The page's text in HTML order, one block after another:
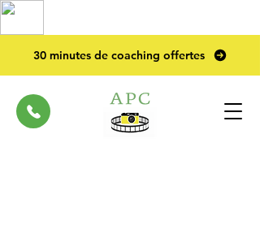
30 minutes de coaching offertes